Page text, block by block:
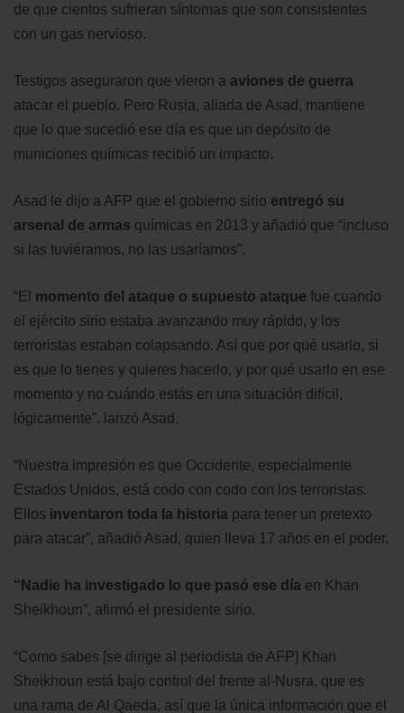
de que cientos sufrieran síntomas que son consistentes
con un gas nervioso.
Testigos aseguraron que vieron a aviones de guerra
atacar el pueblo. Pero Rusia, aliada de Asad, mantiene
que lo que sucedió ese día es que un depósito de
municiones químicas recibió un impacto.
Asad le dijo a AFP que el gobierno sirio entregó su
arsenal de armas químicas en 2013 y añadió que “incluso
si las tuviéramos, no las usaríamos”.
“El momento del ataque o supuesto ataque fue cuando
el ejército sirio estaba avanzando muy rápido, y los
terroristas estaban colapsando. Así que por qué usarlo, si
es que lo tienes y quieres hacerlo, y por qué usarlo en ese
momento y no cuándo estás en una situación difícil,
lógicamente”, lanzó Asad.
“Nuestra impresión es que Occidente, especialmente
Estados Unidos, está codo con codo con los terroristas.
Ellos inventaron toda la historia para tener un pretexto
para atacar”, añadió Asad, quien lleva 17 años en el poder.
“Nadie ha investigado lo que pasó ese día en Khan
Sheikhoun”, afirmó el presidente sirio.
“Como sabes [se dirige al periodista de AFP] Khan
Sheikhoun está bajo control del frente al-Nusra, que es
una rama de Al Qaeda, así que la única información que el